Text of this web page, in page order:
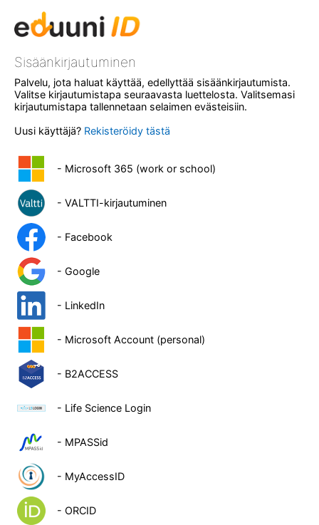
Sisäänkirjautuminen
Palvelu, jota haluat käyttää, edellyttää sisäänkirjautumista.
Valitse kirjautumistapa seuraavasta luettelosta. Valitsemasi
kirjautumistapa tallennetaan selaimen evästeisiin.
Uusi käyttäjä? Rekisteröidy tästä
- Microsoft 365 (work or school)
- VALTTI-kirjautuminen
- Facebook
- Google
- LinkedIn
- Microsoft Account (personal)
- B2ACCESS
- Life Science Login
- MPASSid
- MyAccessID
- ORCID